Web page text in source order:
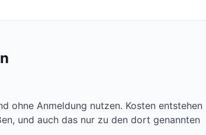
ohne Anmeldung nutzen. Kosten entstehen
und auch das nur zu den dort genannten